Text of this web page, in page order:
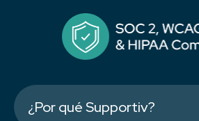
¿Por qué Supportiv?